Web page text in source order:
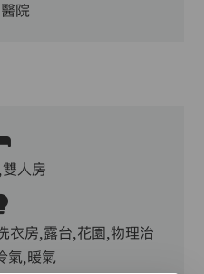
院
人房
衣房,露台,花園,物理治
氣,暖氣